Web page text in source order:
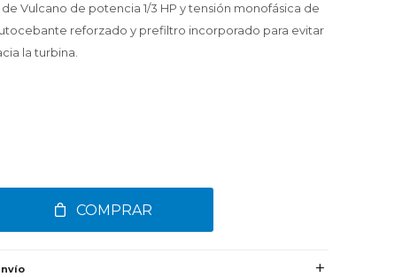
Vulcano de potencia 1/3 HP y tensión monofásica de
reforzado y prefiltro incorporado para evitar
la turbina.
COMPRAR